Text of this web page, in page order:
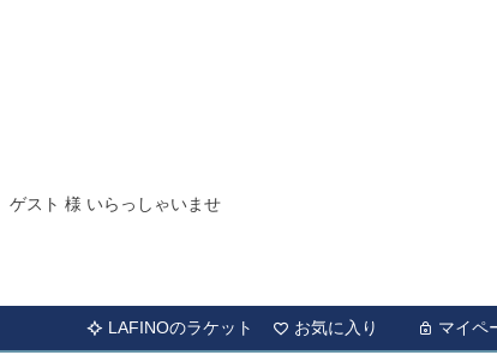
ゲスト 様 いらっしゃいませ
LAFINOのラケット お気に入り マイペ